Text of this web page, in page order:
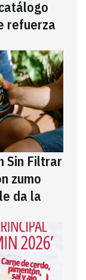
refuerza
Sin Filtrar
zumo
da la